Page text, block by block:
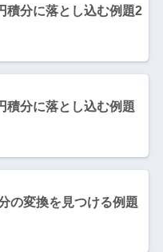
積分に落とし込む例題2
積分に落とし込む例題
の変換を見つける例題